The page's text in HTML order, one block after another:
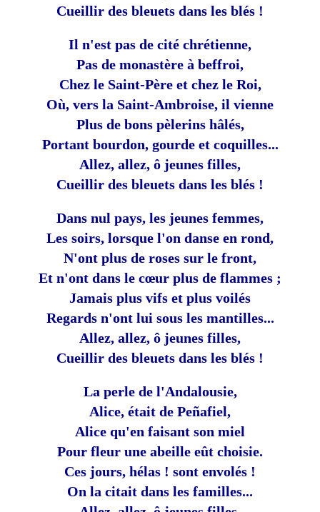
Cueillir des bleuets dans les blés !
Il n'est pas de cité chrétienne,
Pas de monastère à beffroi,
Chez le Saint-Père et chez le Roi,
Où, vers la Saint-Ambroise, il vienne
Plus de bons pèlerins hâlés,
Portant bourdon, gourde et coquilles...
Allez, allez, ô jeunes filles,
Cueillir des bleuets dans les blés !
Dans nul pays, les jeunes femmes,
Les soirs, lorsque l'on danse en rond,
N'ont plus de roses sur le front,
Et n'ont dans le cœur plus de flammes ;
Jamais plus vifs et plus voilés
Regards n'ont lui sous les mantilles...
Allez, allez, ô jeunes filles,
Cueillir des bleuets dans les blés !
La perle de l'Andalousie,
Alice, était de Peñafiel,
Alice qu'en faisant son miel
Pour fleur une abeille eût choisie.
Ces jours, hélas ! sont envolés !
On la citait dans les familles...